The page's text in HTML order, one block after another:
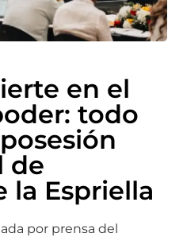
en el
todo
de
la Espriella
por prensa del